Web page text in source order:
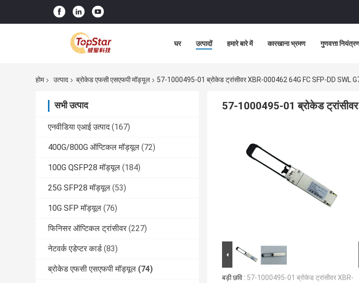
घर उत्पादों हमारे बारे में कारखाना भ्रमण गुणवत्ता
होम उत्पाद ब्रोकेड एफसी एसएफपी मॉड्यूल 57-1000495-01 ब्रोकेड ट्रांसीवर XBR-000462 64G FC SFP-DD SWL
सभी उत्पाद
एनवीडिया एआई उत्पाद (167)
400G/800G ऑप्टिकल मॉड्यूल (72)
100G QSFP28 मॉड्यूल (184)
25G SFP28 मॉड्यूल (53)
10G SFP मॉड्यूल (76)
फिनिसर ऑप्टिकल ट्रांसीवर (227)
नेटवर्क एडेप्टर कार्ड (83)
ब्रोकेड एफसी एसएफपी मॉड्यूल (74)
57-1000495-01 ब्रोकेड
बड़ी छवि : 57-1000495-01 ब्रोकेड ट्रांसीवर XBR-